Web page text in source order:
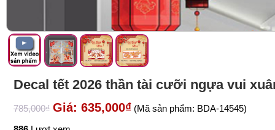
Gương trang trí
Decal Halloween
Bài viết
Decal tết 2026 thần tài cưỡi ngựa vui
785,000₫ Giá: 635,000₫ (Mã sản phẩm: BDA-14545)